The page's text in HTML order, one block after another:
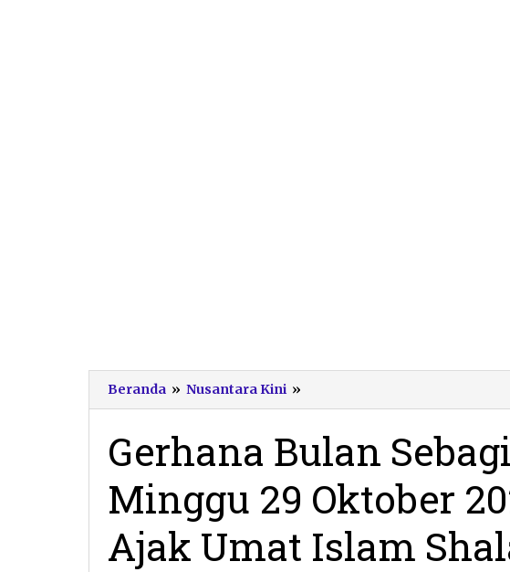
Beranda » Nusantara Kini »
Bulan
Terjadi
pada
Minggu
29
2023,
Kemenag
Gerhana Bulan
Minggu 29 Oktober
Ajak Umat Islam